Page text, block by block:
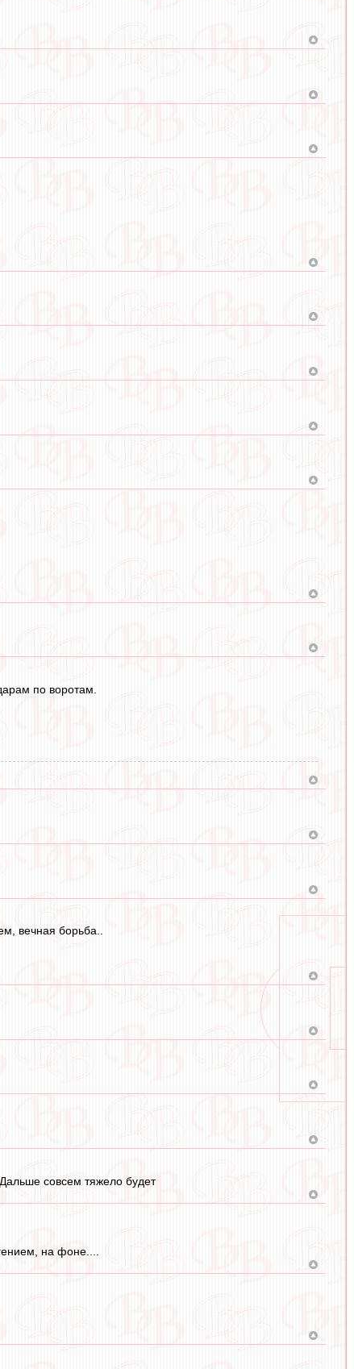
по воротам.
вечная борьба..
совсем тяжело будет
на фоне....